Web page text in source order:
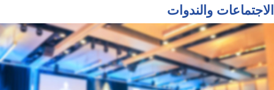
الاجتماعات والندوات